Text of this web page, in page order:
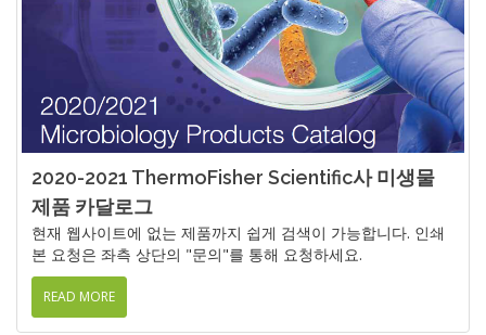
2020-2021 ThermoFisher Scientific사 미생물
제품 카달로그
현재 웹사이트에 없는 제품까지 쉽게 검색이 가능합니다. 인쇄
본 요청은 좌측 상단의 "문의"를 통해 요청하세요.
READ MORE